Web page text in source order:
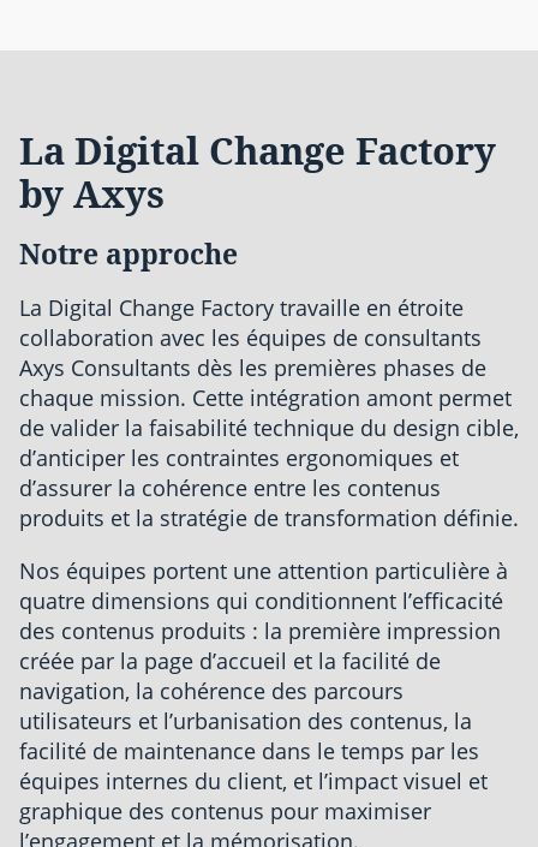
La Digital Change Factory
by Axys
Notre approche
La Digital Change Factory travaille en étroite
collaboration avec les équipes de consultants
Axys Consultants dès les premières phases de
chaque mission. Cette intégration amont permet
de valider la faisabilité technique du design cible,
d’anticiper les contraintes ergonomiques et
d’assurer la cohérence entre les contenus
produits et la stratégie de transformation définie.
Nos équipes portent une attention particulière à
quatre dimensions qui conditionnent l’efficacité
des contenus produits : la première impression
créée par la page d’accueil et la facilité de
navigation, la cohérence des parcours
utilisateurs et l’urbanisation des contenus, la
facilité de maintenance dans le temps par les
équipes internes du client, et l’impact visuel et
graphique des contenus pour maximiser
l’engagement et la mémorisation.